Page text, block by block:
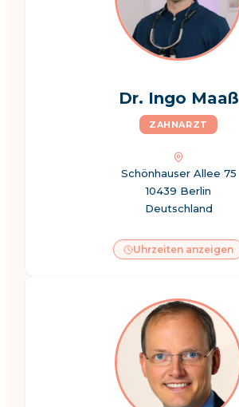
Dr. Ingo Maaß
ZAHNARZT
Schönhauser Allee 75
10439 Berlin
Deutschland
Uhrzeiten anzeigen